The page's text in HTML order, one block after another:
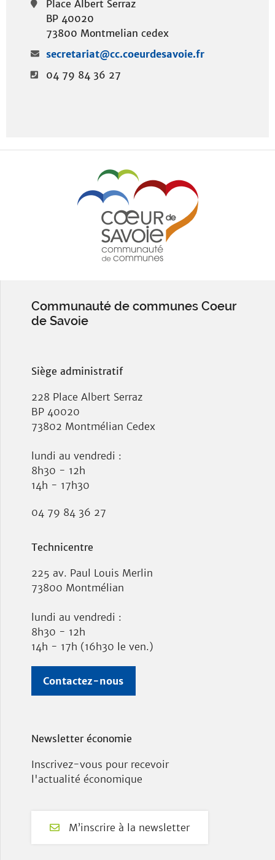
Place Albert Serraz
BP 40020
73800 Montmelian cedex
secretariat@cc.coeurdesavoie.fr
04 79 84 36 27
Communauté de communes Coeur
de Savoie
Siège administratif
228 Place Albert Serraz
BP 40020
73802 Montmélian Cedex
lundi au vendredi :
8h30 - 12h
14h - 17h30
04 79 84 36 27
Technicentre
225 av. Paul Louis Merlin
73800 Montmélian
lundi au vendredi :
8h30 - 12h
14h - 17h (16h30 le ven.)
Contactez-nous
Newsletter économie
Inscrivez-vous pour recevoir
l'actualité économique
M’inscrire à la newsletter